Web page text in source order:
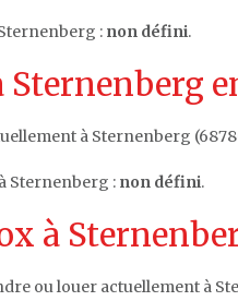
: non défini.
Sternenberg
à Sternenberg
Sternenberg : non défini.
à
ou louer actuellement à